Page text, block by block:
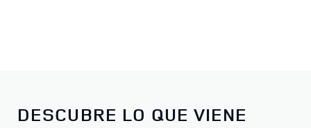
DESCUBRE LO QUE VIENE